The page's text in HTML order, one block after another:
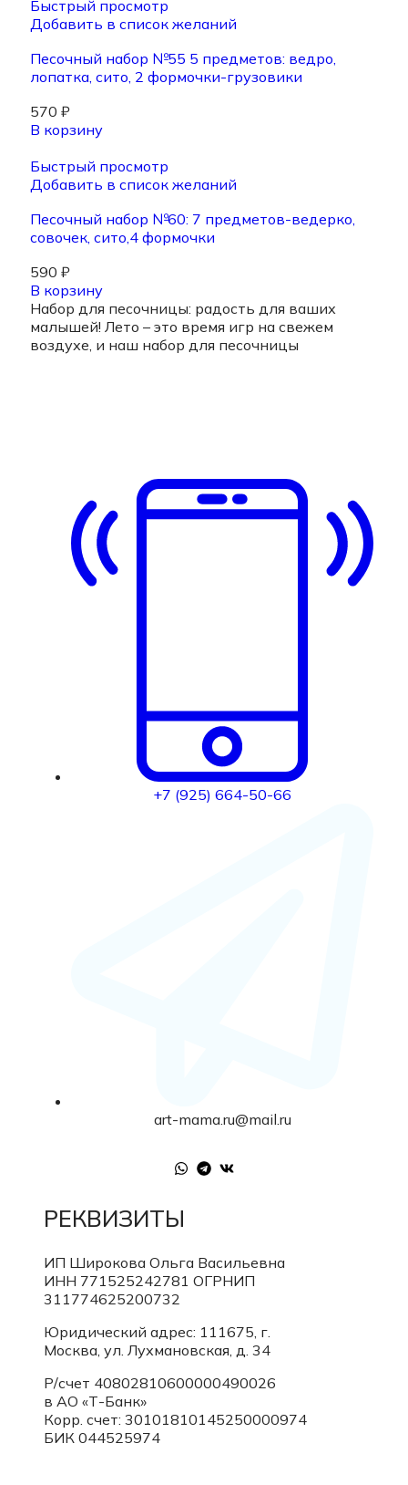
Быстрый просмотр
Добавить в список желаний
Песочный набор №55 5 предметов: ведро,
лопатка, сито, 2 формочки-грузовики
570 ₽
В корзину
Быстрый просмотр
Добавить в список желаний
Песочный набор №60: 7 предметов-ведерко,
совочек, сито,4 формочки
590 ₽
В корзину
Набор для песочницы: радость для ваших
малышей! Лето – это время игр на свежем
воздухе, и наш набор для песочницы
+7 (925) 664-50-66
art-mama.ru@mail.ru
РЕКВИЗИТЫ
ИП Широкова Ольга Васильевна
ИНН 771525242781 ОГРНИП
311774625200732
Юридический адрес: 111675, г.
Москва, ул. Лухмановская, д. 34
Р/счет 40802810600000490026
в АО «Т-Банк»
Корр. счет: 30101810145250000974
БИК 044525974